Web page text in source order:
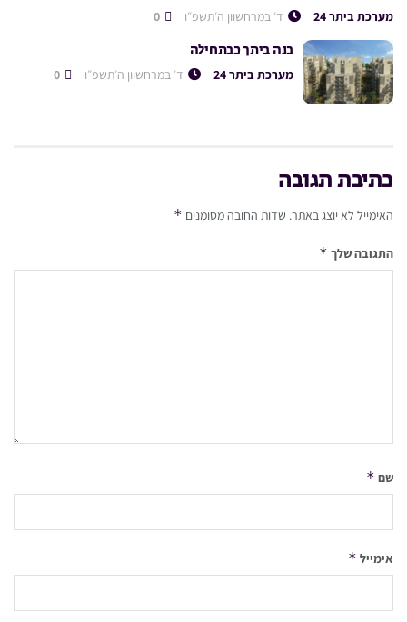
מערכת ביתר 24 ד׳ במרחשוון ה׳תשפ״ו
בנה ביתך כבתחילה
מערכת ביתר 24 ד׳ במרחשוון ה׳תשפ״ו
כתיבת תגובה
האימייל לא יוצג באתר. שדות החובה מסומנים *
התגובה שלך *
שם *
אימייל *